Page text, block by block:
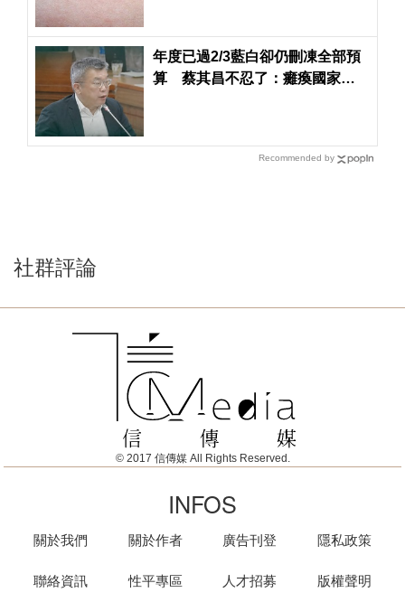
年度已過2/3藍白卻仍刪凍全部預
算 蔡其昌不忍了：癱瘓國家！
Recommended by
社群評論
© 2017 信傳媒 All Rights Reserved.
INFOS
關於我們
聯絡資訊
關於作者
性平專區
廣告刊登
人才招募
隱私政策
版權聲明